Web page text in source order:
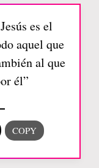
es el
aquel que
al que
él”